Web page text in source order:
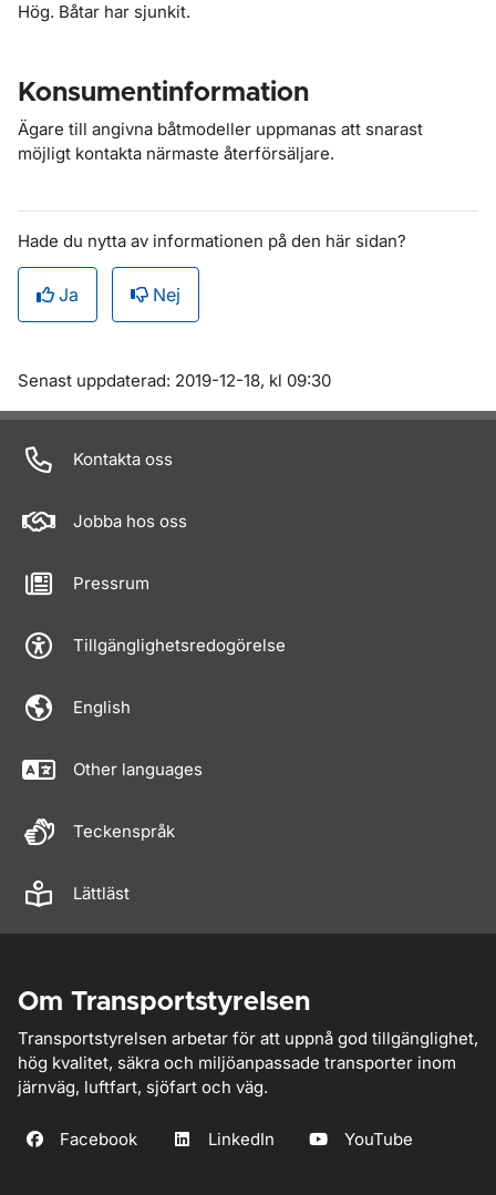
Hög. Båtar har sjunkit.
Konsumentinformation
Ägare till angivna båtmodeller uppmanas att snarast
möjligt kontakta närmaste återförsäljare.
Hade du nytta av informationen på den här sidan?
Ja Nej
Om sidan
Senast uppdaterad: 2019-12-18, kl 09:30
Kontakta oss
Jobba hos oss
Pressrum
Tillgänglighetsredogörelse
English
Other languages
Teckenspråk
Lättläst
Om Transportstyrelsen
Transportstyrelsen arbetar för att uppnå god tillgänglighet,
hög kvalitet, säkra och miljöanpassade transporter inom
järnväg, luftfart, sjöfart och väg.
Facebook LinkedIn YouTube